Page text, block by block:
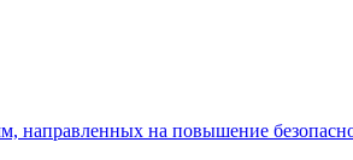
направленных на повышение